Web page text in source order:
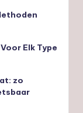
Elk Type
zo